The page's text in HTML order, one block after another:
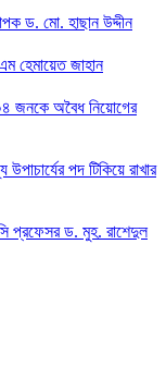
ড. মো. হাছান উদ্দীন
হেমায়েত জাহান
জনকে অবৈধ নিয়োগের
পদ টিকিয়ে রাখার
প্রফেসর ড. মুহ. রাশেদুল